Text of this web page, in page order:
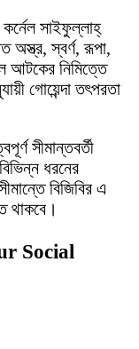
কর্নেল সাইফুল্লাহ্
অস্ত্র, স্বর্ণ, রূপা,
আটকের নিমিত্তে
গোয়েন্দা তৎপরতা
সীমান্তবর্তী
ধরনের
বিজিবির এ
থাকবে।
Social